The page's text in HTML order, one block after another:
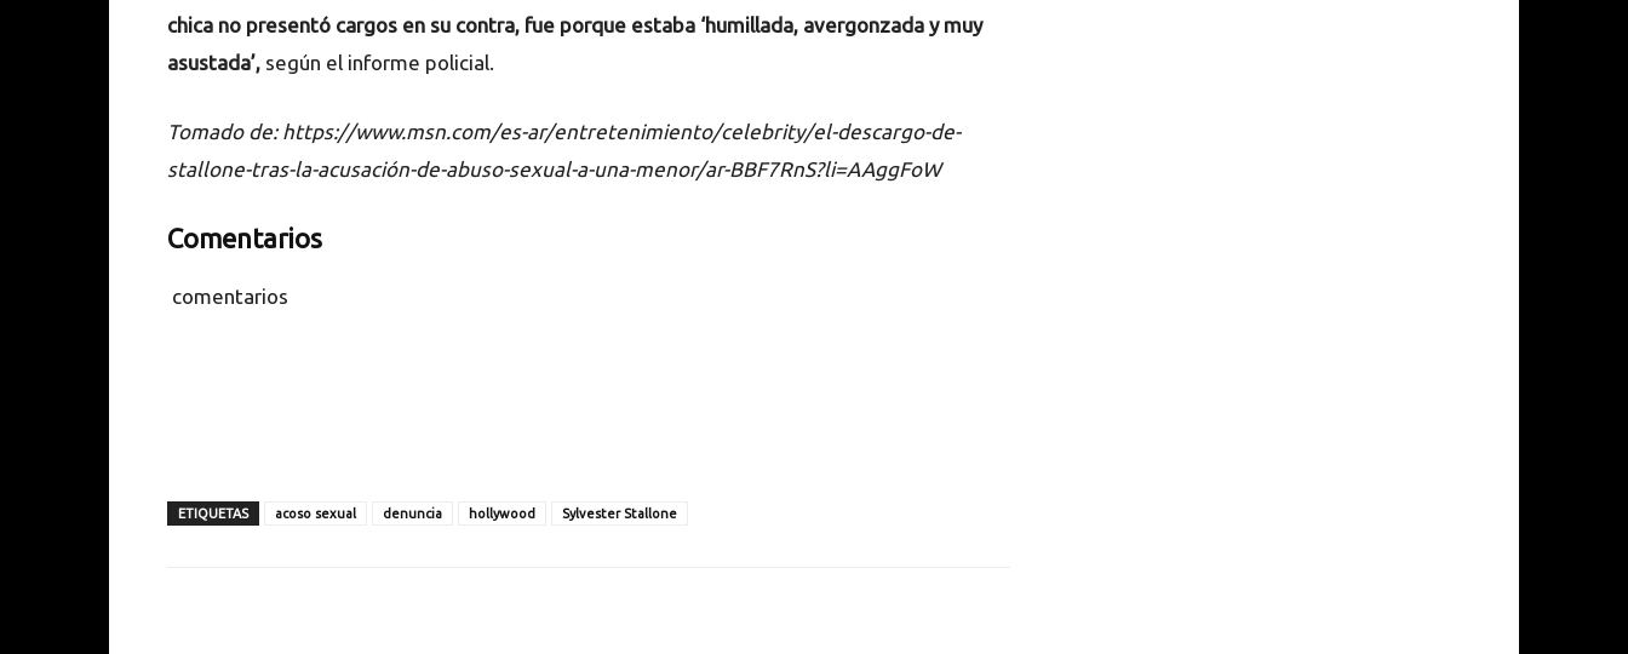
chica no presentó cargos en su contra, fue porque estaba ‘humillada, avergonzada y muy
asustada’, según el informe policial.
Tomado de: https://www.msn.com/es-ar/entretenimiento/celebrity/el-descargo-de-
stallone-tras-la-acusación-de-abuso-sexual-a-una-menor/ar-BBF7RnS?li=AAggFoW
Comentarios
comentarios
ETIQUETAS acoso sexual denuncia hollywood Sylvester Stallone